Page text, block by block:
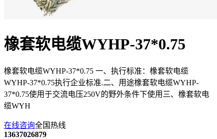
橡套软电缆WYHP-37*0.75
橡套软电缆WYHP-37*0.75 一、执行标准：橡套软电缆
WYHP-37*0.75执行企业标准.二、用途橡套软电缆WYHP-
37*0.75使用于交流电压250V的野外条件下使用三、橡套软电
缆WYH
在线咨询全国热线
13637026879